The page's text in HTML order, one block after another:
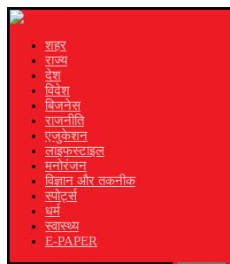
शहर
राज्य
देश
विदेश
बिजनेस
राजनीति
एजुकेशन
लाइफस्टाइल
मनोरंजन
विज्ञान और तकनीक
स्पोर्ट्स
धर्म
स्वास्थ्य
E-PAPER